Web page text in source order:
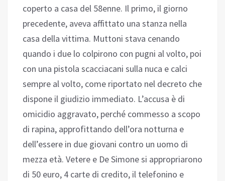
coperto a casa del 58enne. Il primo, il giorno
precedente, aveva affittato una stanza nella
casa della vittima. Muttoni stava cenando
quando i due lo colpirono con pugni al volto, poi
con una pistola scacciacani sulla nuca e calci
sempre al volto, come riportato nel decreto che
dispone il giudizio immediato. L’accusa è di
omicidio aggravato, perché commesso a scopo
di rapina, approfittando dell’ora notturna e
dell’essere in due giovani contro un uomo di
mezza età. Vetere e De Simone si appropriarono
di 50 euro, 4 carte di credito, il telefonino e